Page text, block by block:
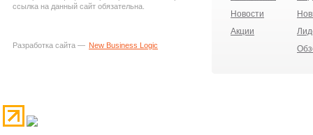
ссылка на данный сайт обязательна.
Разработка сайта — New Business Logic
Новости
Акции